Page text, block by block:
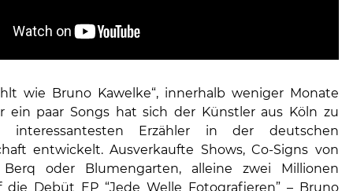
wie Bruno Kawelke“, innerhalb weniger Monate
ein paar Songs hat sich der Künstler aus Köln zu
interessantesten Erzähler in der deutschen
entwickelt. Ausverkaufte Shows, Co-Signs von
oder Blumengarten, alleine zwei Millionen
die Debüt EP “Jede Welle Fotografieren” – Bruno